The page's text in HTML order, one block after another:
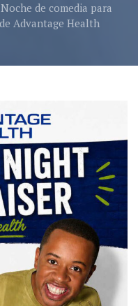
Noche de comedia para
Advantage Health